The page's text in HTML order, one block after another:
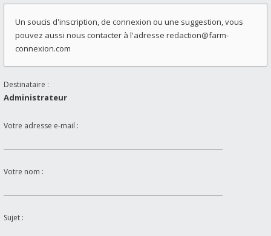
Un soucis d'inscription, de connexion ou une suggestion, vous
pouvez aussi nous contacter à l'adresse redaction@farm-
connexion.com
Destinataire :
Administrateur
Votre adresse e-mail :
Votre nom :
Sujet :